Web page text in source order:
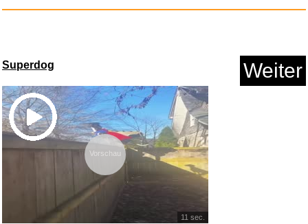
LUCHSURY Schlüsselanh&aum...
Superdog Weiter
Vorschau
11 sec.